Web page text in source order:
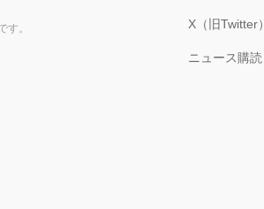
す。
X（旧Twitter）
ニュース購読